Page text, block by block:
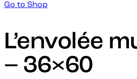
Go to Shop
L’envolée
– 36×60